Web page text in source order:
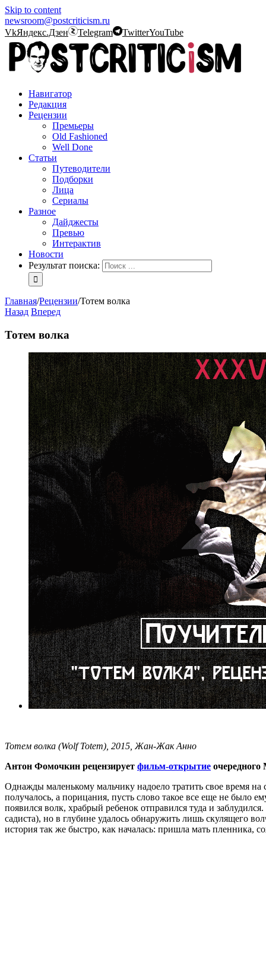
Skip to content
newsroom@postcriticism.ru
VkЯндекс.Дзен Telegram TwitterYouTube
Навигатор
Редакция
Рецензии
Премьеры
Old Fashioned
Well Done
Статьи
Путеводители
Подборки
Лица
Сериалы
Разное
Дайджесты
Превью
Интерактив
Новости
Результат поиска:
Главная/Рецензии/Тотем волка
Назад Вперед
Тотем волка
Тотем волка (Wolf Totem), 2015, Жан-Жак Анно
Антон Фомочкин рецензирует фильм-открытие
Однажды маленькому мальчику надоело тратить свое время
получалось, а порицания, пусть слово такое все еще не было
появился волк, храбрый ребенок отправился туда и
садиста), но в глубине удалось обнаружить лишь скулящего
история так же быстро, как началась: пришла мать пленника,